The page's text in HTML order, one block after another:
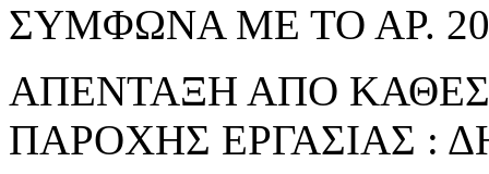
ΣΥΜΦΩΝΑ ΜΕ ΤΟ ΑΡ.
ΑΠΕΝΤΑΞΗ ΑΠΟ
ΠΑΡΟΧΗΣ ΕΡΓΑΣΙΑΣ :